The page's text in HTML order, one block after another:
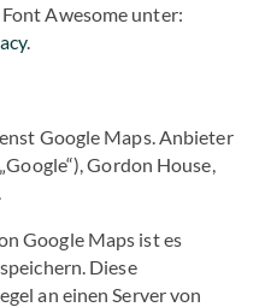
Awesome unter:
.
Google Maps. Anbieter
Gordon House,
Google Maps ist es
Diese
an einen Server von